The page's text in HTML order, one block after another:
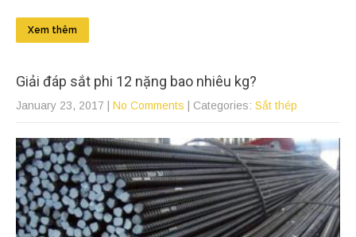
Xem thêm
Giải đáp sắt phi 12 nặng bao nhiêu kg?
January 23, 2017 No Comments | Categories: Sắt thép